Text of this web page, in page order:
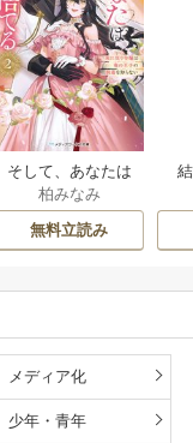
そして、あなたは
私を捨てる
柏みなみ
無料立読み
メディア化
少年・青年